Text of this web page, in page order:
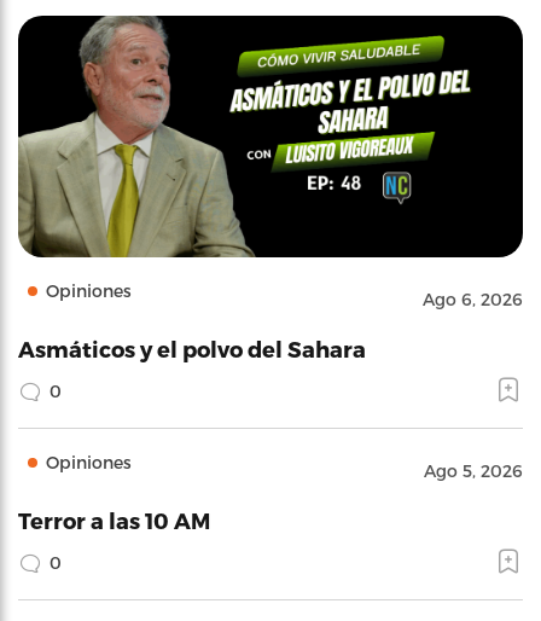
Opiniones Ago 6, 2026
Asmáticos y el polvo del Sahara
0
Opiniones Ago 5, 2026
Terror a las 10 AM
0